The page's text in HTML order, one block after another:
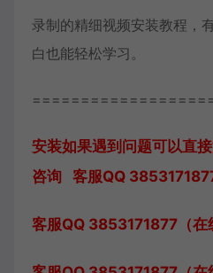
录制的精细视频安装教程，
白也能轻松学习。
安装如果遇到问题可以直
咨询 客服QQ
客服QQ 3853171877（在